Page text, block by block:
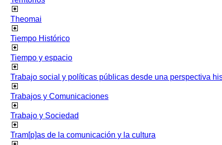
Theomai
Tiempo Histórico
Tiempo y espacio
Trabajo social y políticas públicas desde una perspectiva
Trabajos y Comunicaciones
Trabajo y Sociedad
Tram[p]as de la comunicación y la cultura